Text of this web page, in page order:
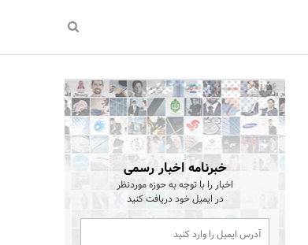
خبرنامه اخبار رسمی
اخبار را با توجه به حوزه موردنظر
در ایمیل خود دریافت کنید